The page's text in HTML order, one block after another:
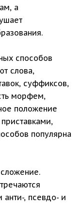
а
способов
слова,
суффиксов,
морфем,
положение
популярна
анти-, псевдо- и